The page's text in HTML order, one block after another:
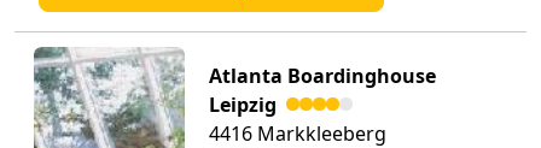
Atlanta Boardinghouse
Leipzig
4416 Markkleeberg